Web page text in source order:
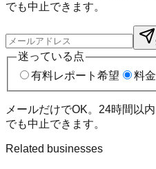
でも中止できます。
迷っている点
有料レポート希望
料金
メールだけでOK。24時間以
でも中止できます。
Related businesses